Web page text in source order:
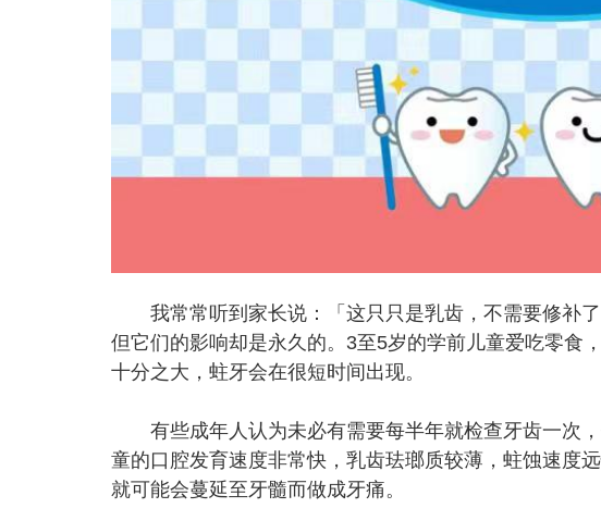
我常常听到家长说：「这只只是乳齿，不需要修补了
但它们的影响却是永久的。3至5岁的学前儿童爱吃零食
十分之大，蛀牙会在很短时间出现。
有些成年人认为未必有需要每半年就检查牙齿一次
童的口腔发育速度非常快，乳齿珐瑯质较薄，蛀蚀速度
就可能会蔓延至牙髓而做成牙痛。